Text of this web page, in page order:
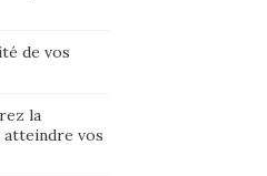
de vos
la
atteindre vos